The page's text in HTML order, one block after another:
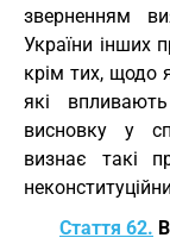
зверненням
України інших
крім тих, щодо
які
висновку у
визнає такі
Стаття 62.